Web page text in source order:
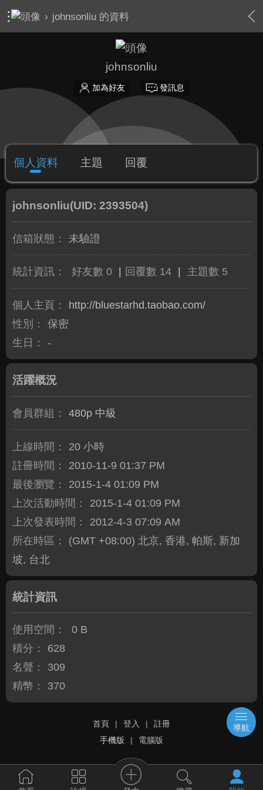
› johnsonliu 的資料
johnsonliu
加為好友 發訊息
個人資料 主題 回覆
johnsonliu(UID: 2393504)
信箱狀態： 未驗證
統計資訊： 好友數 0 回覆數 14 主題數 5
個人主頁：
http://bluestarhd.taobao.com/
性別：
保密
生日：
-
活躍概況
會員群組： 480p 中級
上線時間：
20 小時
註冊時間：
2010-11-9 01:37 PM
最後瀏覽：
2015-1-4 01:09 PM
上次活動時間：
2015-1-4 01:09 PM
上次發表時間：
2012-4-3 07:09 AM
所在時區：
(GMT +08:00) 北京, 香港, 帕斯, 新加
坡, 台北
統計資訊
使用空間：
0 B
積分：
628
名聲：
309
精幣：
370
首頁 | 登入 |
註冊
手機版
| 電腦版
導航